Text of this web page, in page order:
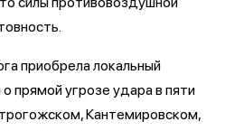
приобрела локальный
прямой угрозе удара в пяти
Кантемировском,